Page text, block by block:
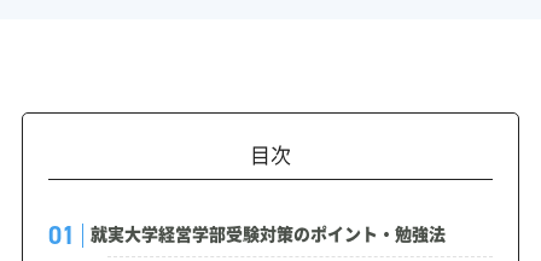
目次
就実大学経営学部受験対策のポイント・勉強法